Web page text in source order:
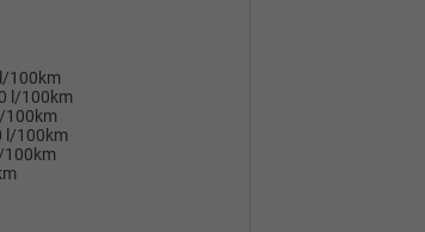
100km
l/100km
100km
l/100km
100km